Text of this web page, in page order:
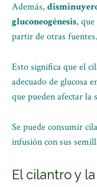
Además,
gluconeogénesis,
partir de otras fuentes.
Esto significa que el
adecuado de glucosa
que pueden afectar la
Se puede consumir
infusión con sus
El cilantro y